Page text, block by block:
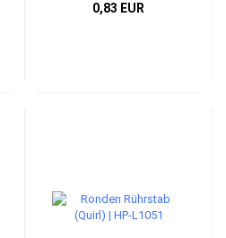
0,83 EUR